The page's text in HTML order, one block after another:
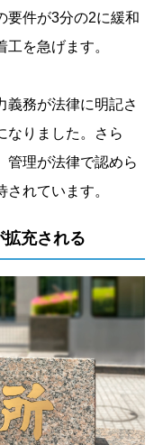
要件が3分の2に緩和
を急げます。
義務が法律に明記さ
なりました。さら
管理が法律で認めら
れています。
充される